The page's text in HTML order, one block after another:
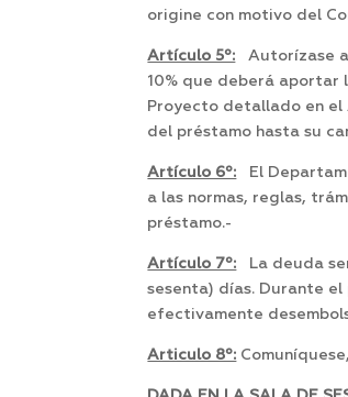
origine con motivo del
Artículo 5º: Autorízase
10% que deberá
Proyecto detallado en el
del préstamo hasta su
Artículo 6º: El
a las normas, reglas,
préstamo.-
Artículo 7º: La deuda
sesenta) días. Durante
efectivamente
Articulo 8º: